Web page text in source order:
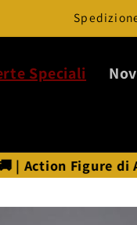
Speciali
di Anime, film e